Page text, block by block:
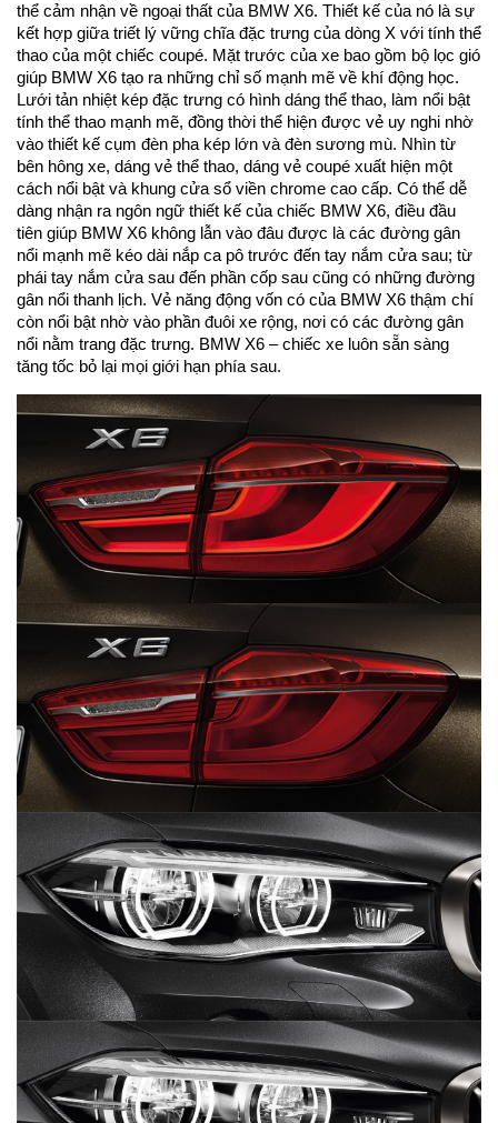
thể cảm nhận về ngoại thất của BMW X6. Thiết kế của nó là sự
kết hợp giữa triết lý vững chĩa đặc trưng của dòng X với tính thể
thao của một chiếc coupé. Mặt trước của xe bao gồm bộ lọc gió
giúp BMW X6 tạo ra những chỉ số mạnh mẽ về khí động học.
Lưới tản nhiệt kép đặc trưng có hình dáng thể thao, làm nổi bật
tính thể thao mạnh mẽ, đồng thời thể hiện được vẻ uy nghi nhờ
vào thiết kế cụm đèn pha kép lớn và đèn sương mù. Nhìn từ
bên hông xe, dáng vẻ thể thao, dáng vẻ coupé xuất hiện một
cách nổi bật và khung cửa sổ viền chrome cao cấp. Có thể dễ
dàng nhận ra ngôn ngữ thiết kế của chiếc BMW X6, điều đầu
tiên giúp BMW X6 không lẫn vào đâu được là các đường gân
nổi mạnh mẽ kéo dài nắp ca pô trước đến tay nắm cửa sau; từ
phái tay nắm cửa sau đến phần cốp sau cũng có những đường
gân nổi thanh lịch. Vẻ năng động vốn có của BMW X6 thậm chí
còn nổi bật nhờ vào phần đuôi xe rộng, nơi có các đường gân
nổi nằm trang đặc trưng. BMW X6 – chiếc xe luôn sẵn sàng
tăng tốc bỏ lại mọi giới hạn phía sau.